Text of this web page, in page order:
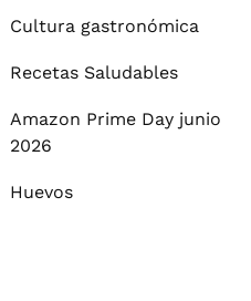
Cultura gastronómica
Recetas Saludables
Amazon Prime Day junio
2026
Huevos